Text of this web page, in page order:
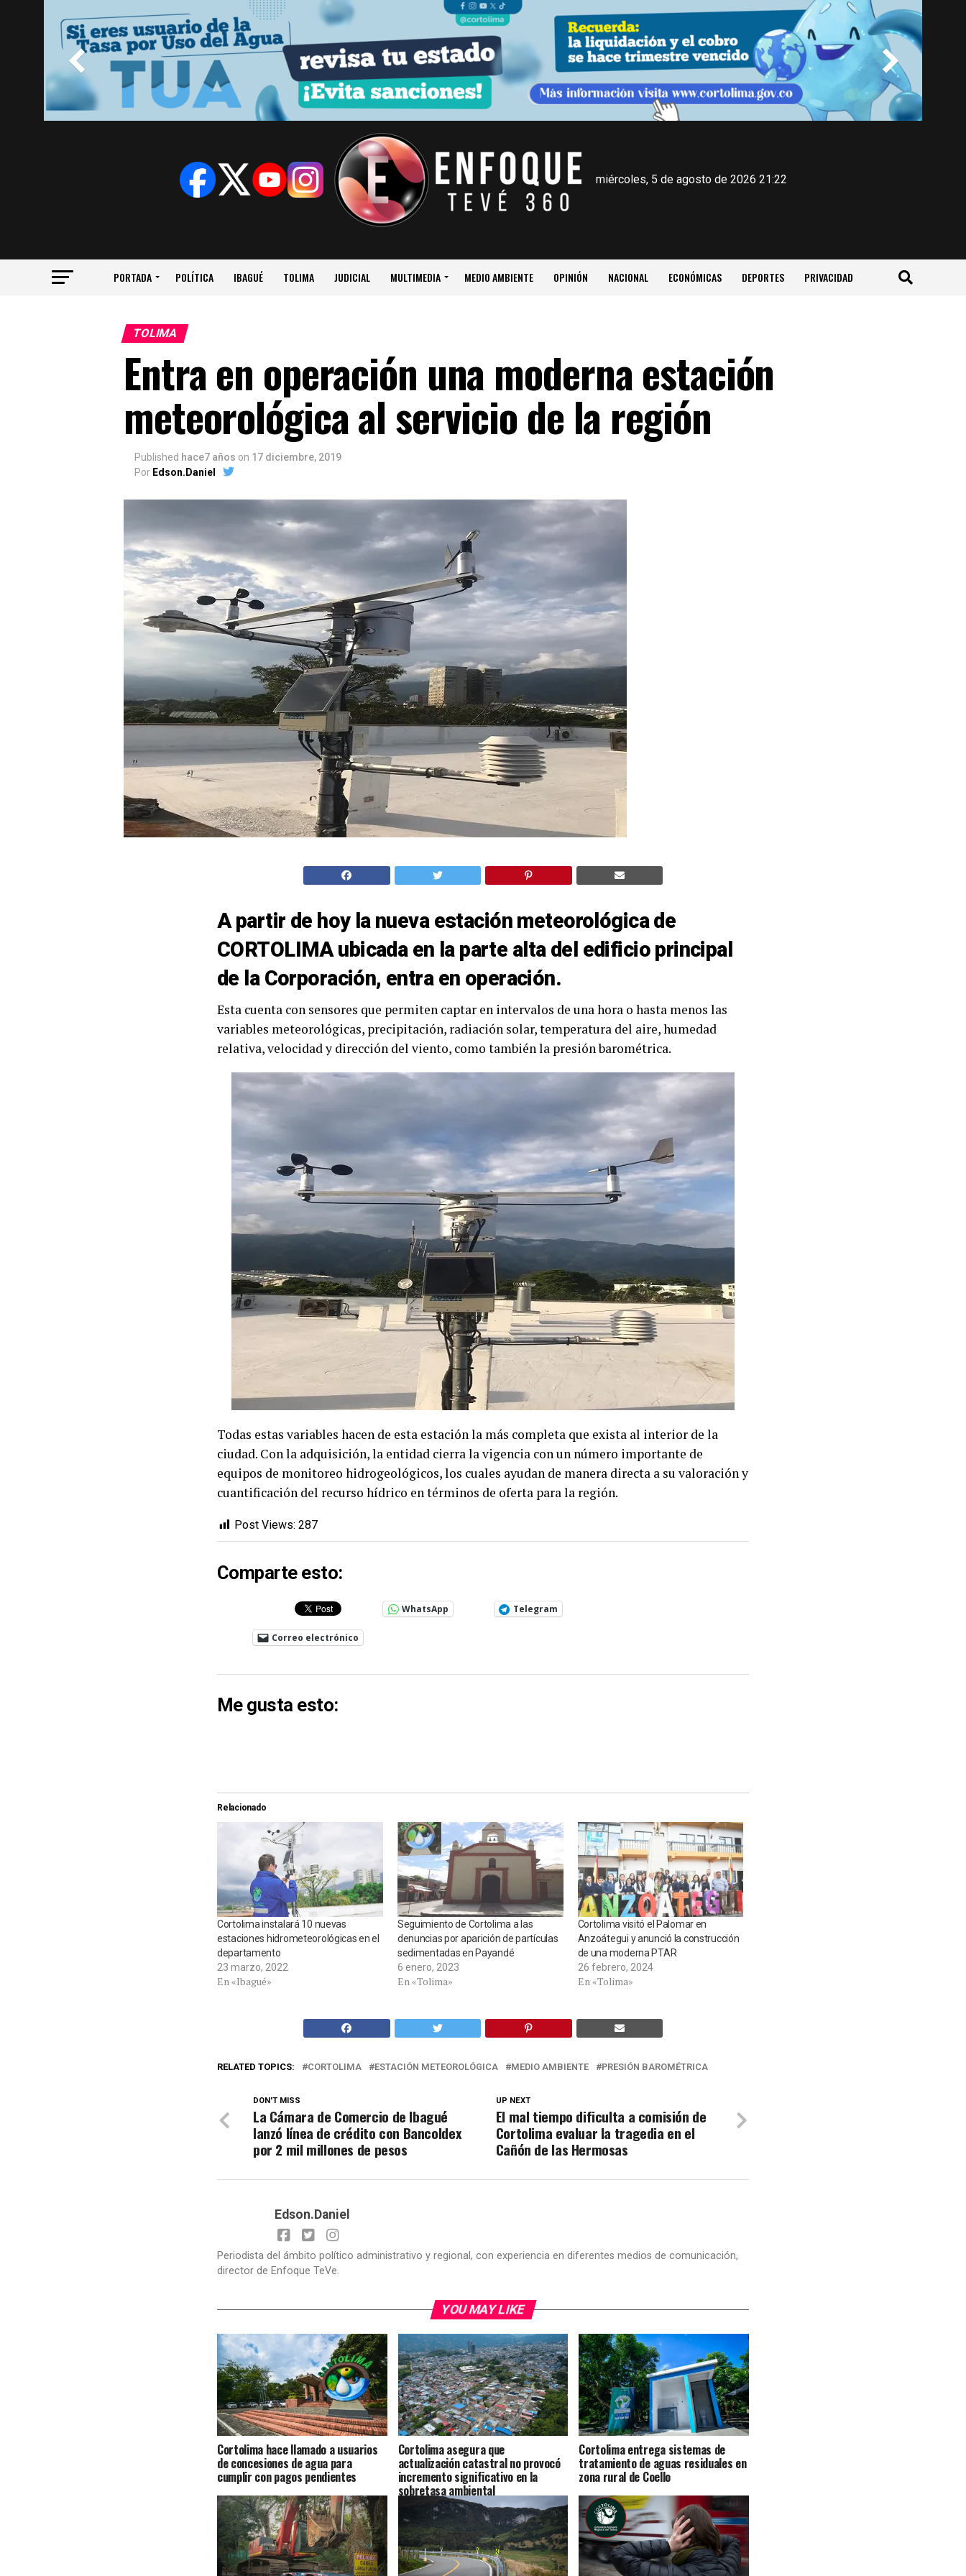
miércoles, 5 de agosto de 2026 21:22
PORTADA POLÍTICA IBAGUÉ TOLIMA JUDICIAL MULTIMEDIA MEDIO AMBIENTE OPINIÓN NACIONAL ECONÓMICAS DEPORTES PRIVACIDAD
TOLIMA
Entra en operación una moderna estación
meteorológica al servicio de la región
Published hace7 años on 17 diciembre, 2019
Por Edson.Daniel
A partir de hoy la nueva estación meteorológica de
CORTOLIMA ubicada en la parte alta del edificio principal
de la Corporación, entra en operación.
Esta cuenta con sensores que permiten captar en intervalos de una hora o hasta menos las
variables meteorológicas, precipitación, radiación solar, temperatura del aire, humedad
relativa, velocidad y dirección del viento, como también la presión barométrica.
Todas estas variables hacen de esta estación la más completa que exista al interior de la
ciudad. Con la adquisición, la entidad cierra la vigencia con un número importante de
equipos de monitoreo hidrogeológicos, los cuales ayudan de manera directa a su valoración y
cuantificación del recurso hídrico en términos de oferta para la región.
Post Views: 287
Comparte esto:
WhatsApp Telegram
Correo electrónico
Me gusta esto:
Relacionado
Cortolima instalará 10 nuevas
estaciones hidrometeorológicas en el
departamento
23 marzo, 2022
En «Ibagué»
Seguimiento de Cortolima a las
denuncias por aparición de partículas
sedimentadas en Payandé
6 enero, 2023
En «Tolima»
Cortolima visitó el Palomar en
Anzoátegui y anunció la construcción
de una moderna PTAR
26 febrero, 2024
En «Tolima»
RELATED TOPICS: CORTOLIMA ESTACIÓN METEOROLÓGICA MEDIO AMBIENTE PRESIÓN BAROMÉTRICA
UP NEXT
El mal tiempo dificulta a comisión de
Cortolima evaluar la tragedia en el
Cañón de las Hermosas
DON'T MISS
La Cámara de Comercio de Ibagué
lanzó línea de crédito con Bancoldex
por 2 mil millones de pesos
Edson.Daniel
Periodista del ámbito político administrativo y regional, con experiencia en diferentes medios de comunicación,
director de Enfoque TeVe.
YOU MAY LIKE
Cortolima hace llamado a usuarios
de concesiones de agua para
cumplir con pagos pendientes
Cortolima asegura que
actualización catastral no provocó
incremento significativo en la
sobretasa ambiental
Cortolima entrega sistemas de
tratamiento de aguas residuales en
zona rural de Coello